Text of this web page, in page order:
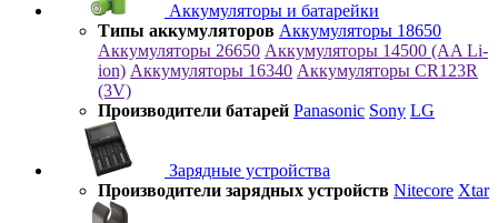
Аккумуляторы и батарейки
Типы аккумуляторов Аккумуляторы 18650
Аккумуляторы 26650 Аккумуляторы 14500 (AA Li-
ion) Аккумуляторы 16340 Аккумуляторы CR123R
(3V)
Производители батарей Panasonic Sony LG
Зарядные устройства
Производители зарядных устройств Nitecore Xtar